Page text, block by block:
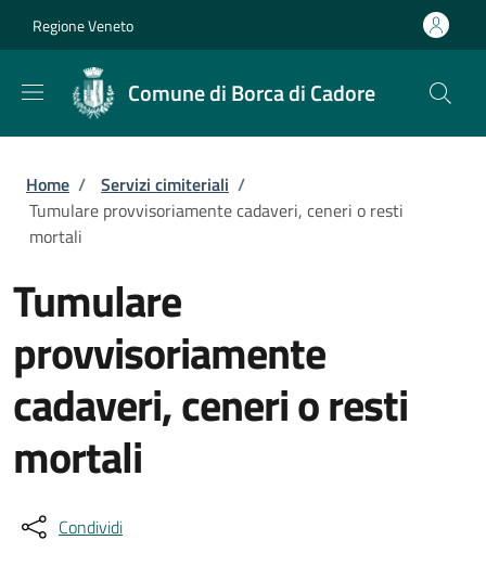
Regione Veneto
Comune di Borca di Cadore
Briciole di pane
Home / Servizi cimiteriali /
Tumulare provvisoriamente cadaveri, ceneri o resti
mortali
Tumulare
provvisoriamente
cadaveri, ceneri o resti
mortali
Condividi